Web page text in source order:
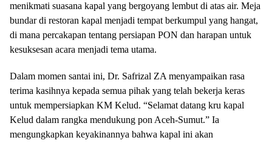
menikmati suasana kapal yang bergoyang lembut di atas air. Meja
bundar di restoran kapal menjadi tempat berkumpul yang hangat,
di mana percakapan tentang persiapan PON dan harapan untuk
kesuksesan acara menjadi tema utama.
Dalam momen santai ini, Dr. Safrizal ZA menyampaikan rasa
terima kasihnya kepada semua pihak yang telah bekerja keras
untuk mempersiapkan KM Kelud. “Selamat datang kru kapal
Kelud dalam rangka mendukung pon Aceh-Sumut.” Ia
mengungkapkan keyakinannya bahwa kapal ini akan